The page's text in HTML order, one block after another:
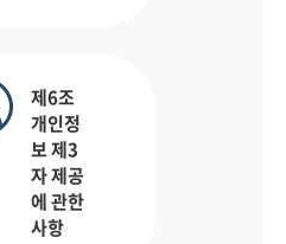
제6조
개인정
보 제3
자 제공
에 관한
사항